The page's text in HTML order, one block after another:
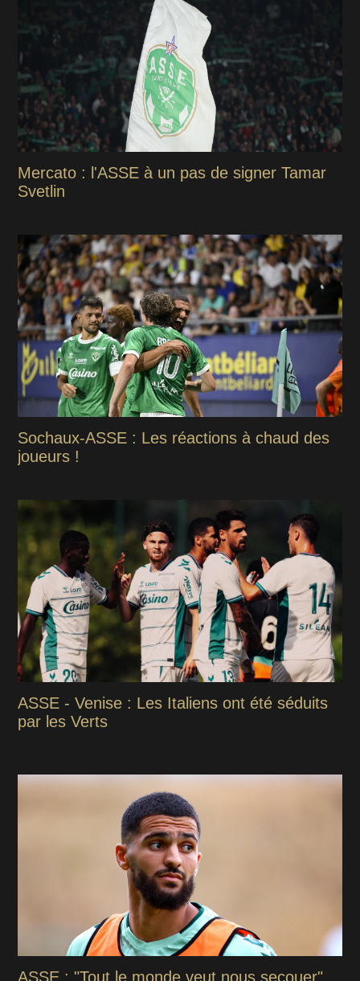
Mercato : l'ASSE à un pas de signer Tamar
Svetlin
Sochaux-ASSE : Les réactions à chaud des
joueurs !
ASSE - Venise : Les Italiens ont été séduits
par les Verts
ASSE : "Tout le monde veut nous secouer"